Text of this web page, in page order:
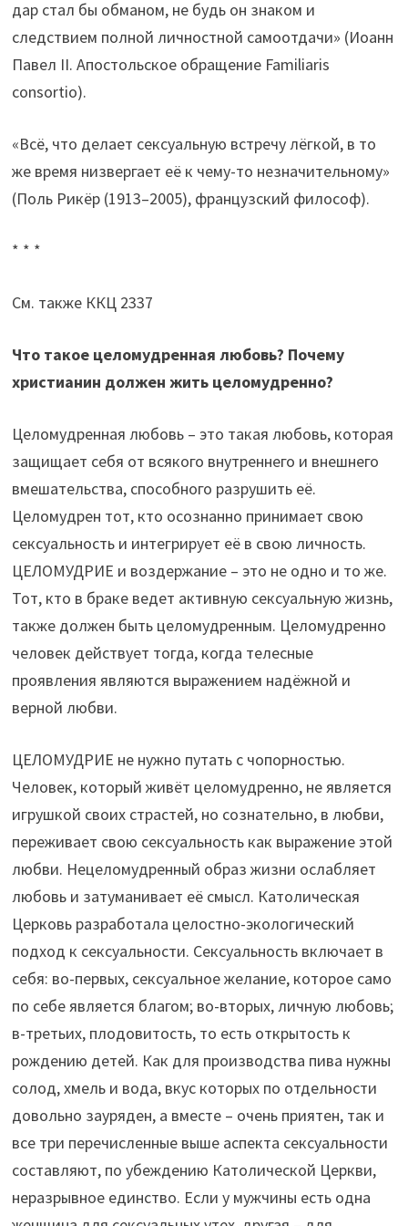
дар стал бы обманом, не будь он знаком и
следствием полной личностной самоотдачи» (Иоанн
Павел II. Апостольское обращение Familiaris
consortio).
«Всё, что делает сексуальную встречу лёгкой, в то
же время низвергает её к чему-то незначительному»
(Поль Рикёр (1913–2005), французский философ).
* * *
См. также ККЦ 2337
Что такое целомудренная любовь? Почему
христианин должен жить целомудренно?
Целомудренная любовь – это такая любовь, которая
защищает себя от всякого внутреннего и внешнего
вмешательства, способного разрушить её.
Целомудрен тот, кто осознанно принимает свою
сексуальность и интегрирует её в свою личность.
ЦЕЛОМУДРИЕ и воздержание – это не одно и то же.
Тот, кто в браке ведет активную сексуальную жизнь,
также должен быть целомудренным. Целомудренно
человек действует тогда, когда телесные
проявления являются выражением надёжной и
верной любви.
ЦЕЛОМУДРИЕ не нужно путать с чопорностью.
Человек, который живёт целомудренно, не является
игрушкой своих страстей, но сознательно, в любви,
переживает свою сексуальность как выражение этой
любви. Нецеломудренный образ жизни ослабляет
любовь и затуманивает её смысл. Католическая
Церковь разработала целостно-экологический
подход к сексуальности. Сексуальность включает в
себя: во-первых, сексуальное желание, которое само
по себе является благом; во-вторых, личную любовь;
в-третьих, плодовитость, то есть открытость к
рождению детей. Как для производства пива нужны
солод, хмель и вода, вкус которых по отдельности
довольно зауряден, а вместе – очень приятен, так и
все три перечисленные выше аспекта сексуальности
составляют, по убеждению Католической Церкви,
неразрывное единство. Если у мужчины есть одна